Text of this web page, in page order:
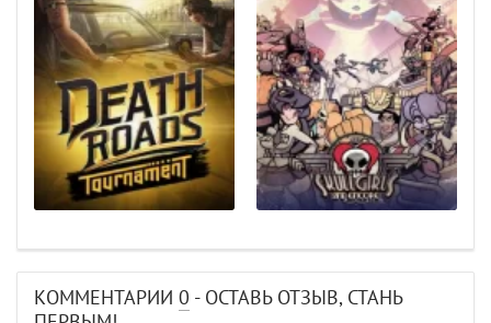
КОММЕНТАРИИ 0 - ОСТАВЬ ОТЗЫВ, СТАНЬ